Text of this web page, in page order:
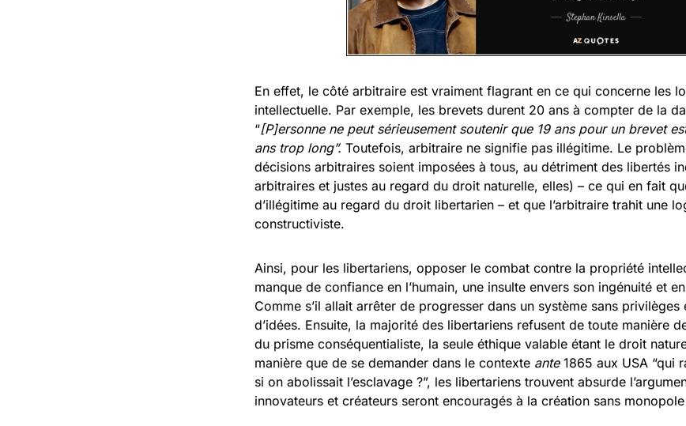
En effet, le côté arbitraire est vraiment flagrant en ce qui concerne les
intellectuelle. Par exemple, les brevets durent 20 ans à compter de la
“[P]ersonne ne peut sérieusement soutenir que 19 ans pour un brevet
ans trop long”. Toutefois, arbitraire ne signifie pas illégitime. Le
décisions arbitraires soient imposées à tous, au détriment des libertés
arbitraires et justes au regard du droit naturelle, elles) – ce qui en fait
d’illégitime au regard du droit libertarien – et que l’arbitraire trahit une
constructiviste.
Ainsi, pour les libertariens, opposer le combat contre la propriété
manque de confiance en l’humain, une insulte envers son ingénuité et
Comme s’il allait arrêter de progresser dans un système sans privilèges
d’idées. Ensuite, la majorité des libertariens refusent de toute manière
du prisme conséquentialiste, la seule éthique valable étant le droit
manière que de se demander dans le contexte ante1865 aux USA “qui
si on abolissait l’esclavage ?”, les libertariens trouvent absurde
innovateurs et créateurs seront encouragés à la création sans monopole